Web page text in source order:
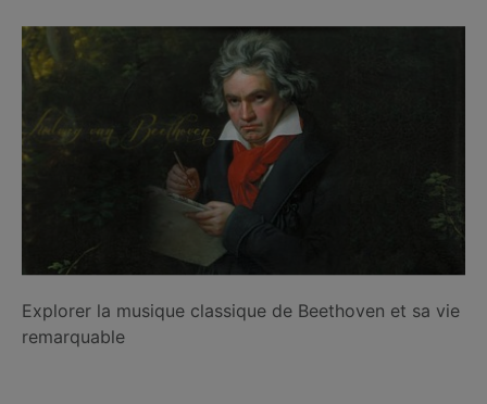
Explorer la musique classique de Beethoven et sa vie
remarquable